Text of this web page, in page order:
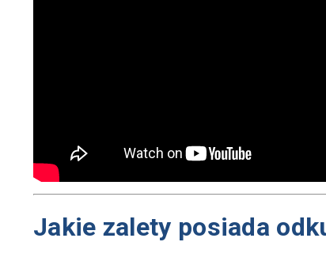
Jakie zalety posiada